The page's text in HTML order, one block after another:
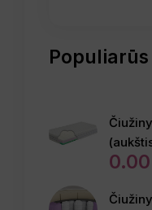
Populiarūs
0.00